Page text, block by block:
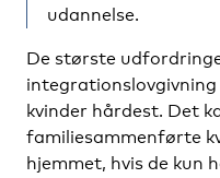
udannelse.
De største
kvinder hårdest. Det
familiesammenførte
hjemmet, hvis de kun